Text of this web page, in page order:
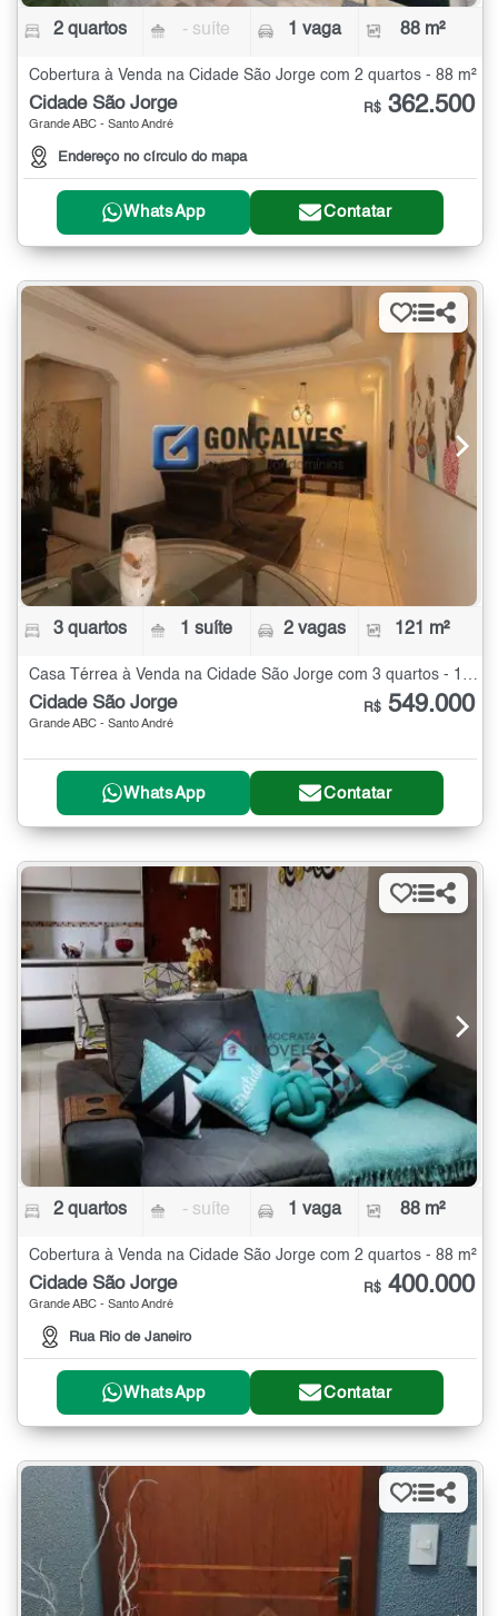
2 quartos - suíte 1 vaga 88 m²
Cobertura à Venda na Cidade São Jorge com 2 quartos - 88 m²
Cidade São Jorge
Grande ABC - Santo André
Endereço no círculo do mapa
R$ 362.500
WhatsApp Contatar
3 quartos 1 suíte 2 vagas 121 m²
Casa Térrea à Venda na Cidade São Jorge com 3 quartos - 121 m²
Cidade São Jorge
Grande ABC - Santo André
R$ 549.000
WhatsApp Contatar
2 quartos - suíte 1 vaga 88 m²
Cobertura à Venda na Cidade São Jorge com 2 quartos - 88 m²
Cidade São Jorge
Grande ABC - Santo André
Rua Rio de Janeiro
R$ 400.000
WhatsApp Contatar